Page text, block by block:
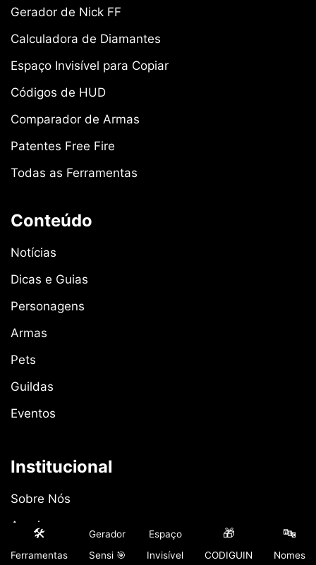
Gerador de Nick FF
Calculadora de Diamantes
Espaço Invisível para Copiar
Códigos de HUD
Comparador de Armas
Patentes Free Fire
Todas as Ferramentas
Conteúdo
Notícias
Dicas e Guias
Personagens
Armas
Pets
Guildas
Eventos
Institucional
Sobre Nós
Arquivos
Política Editorial
🛠️
Ferramentas
Gerador
Sensi 🎯
Espaço
Invisível
🎁
CODIGUIN
🔤
Nomes